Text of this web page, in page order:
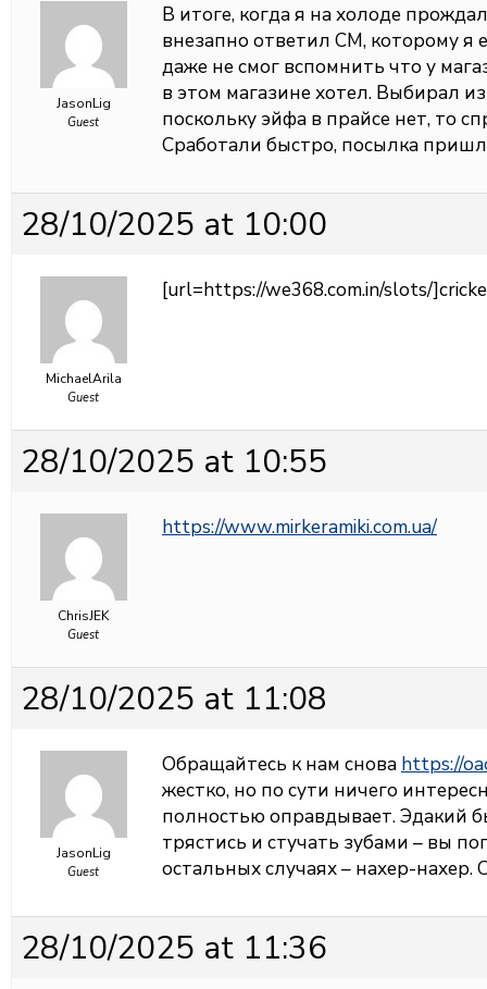
JasonLig
Guest
В итоге, когда я на холоде
внезапно ответил CM, которому
даже не смог вспомнить что у
в этом магазине хотел. Выбирал
поскольку эйфа в прайсе нет, то
Сработали быстро, посылка
28/10/2025 at 10:00
MichaelArila
Guest
[url=https://we368.com.in/slots/
28/10/2025 at 10:55
ChrisJEK
Guest
https://www.mirkeramiki.com.ua/
28/10/2025 at 11:08
JasonLig
Guest
Обращайтесь к нам снова https://
жестко, но по сути ничего
полностью оправдывает. Эдакий
трястись и стучать зубами – вы
остальных случаях – нахер-нахер.
28/10/2025 at 11:36